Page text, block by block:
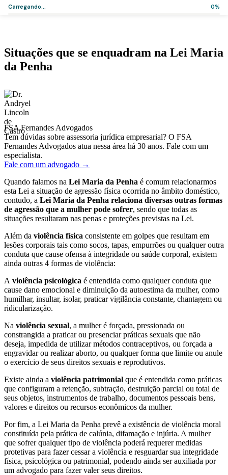
Home>Artigos
Situações que se enquadram na Lei Maria
da Penha
Carregando... 0%
FSA Fernandes Advogados
Tem dúvidas sobre assessoria jurídica empresarial? O FSA
Fernandes Advogados atua nessa área há 30 anos. Fale com um
especialista.
Fale com um advogado →
Quando falamos na Lei Maria da Penha é comum relacionarmos
esta Lei a situação de agressão física ocorrida no âmbito doméstico,
contudo, a Lei Maria da Penha relaciona diversas outras formas
de agressão que a mulher pode sofrer, sendo que todas as
situações resultaram nas penas e proteções previstas na Lei.
Além da violência física consistente em golpes que resultam em
lesões corporais tais como socos, tapas, empurrões ou qualquer outra
conduta que cause ofensa à integridade ou saúde corporal, existem
ainda outras 4 formas de violência:
A violência psicológica é entendida como qualquer conduta que
cause dano emocional e diminuição da autoestima da mulher, como
humilhar, insultar, isolar, praticar vigilância constante, chantagem ou
ridicularização.
Na violência sexual, a mulher é forçada, pressionada ou
constrangida a praticar ou presenciar práticas sexuais que não
deseja, impedida de utilizar métodos contraceptivos, ou forçada a
engravidar ou realizar aborto, ou qualquer forma que limite ou anule
o exercício de seus direitos sexuais e reprodutivos.
Existe ainda a violência patrimonial que é entendida como práticas
que configuram a retenção, subtração, destruição parcial ou total de
seus objetos, instrumentos de trabalho, documentos pessoais bens,
valores e direitos ou recursos econômicos da mulher.
Por fim, a Lei Maria da Penha prevê a existência de violência moral
constituída pela prática de calúnia, difamação e injúria. A mulher
que sofrer qualquer tipo de violência poderá requerer medidas
protetivas para fazer cessar a violência e resguardar sua integridade
física, psicológica ou patrimonial, podendo ainda ser auxiliada por
um advogado para fazer valer seus direitos.